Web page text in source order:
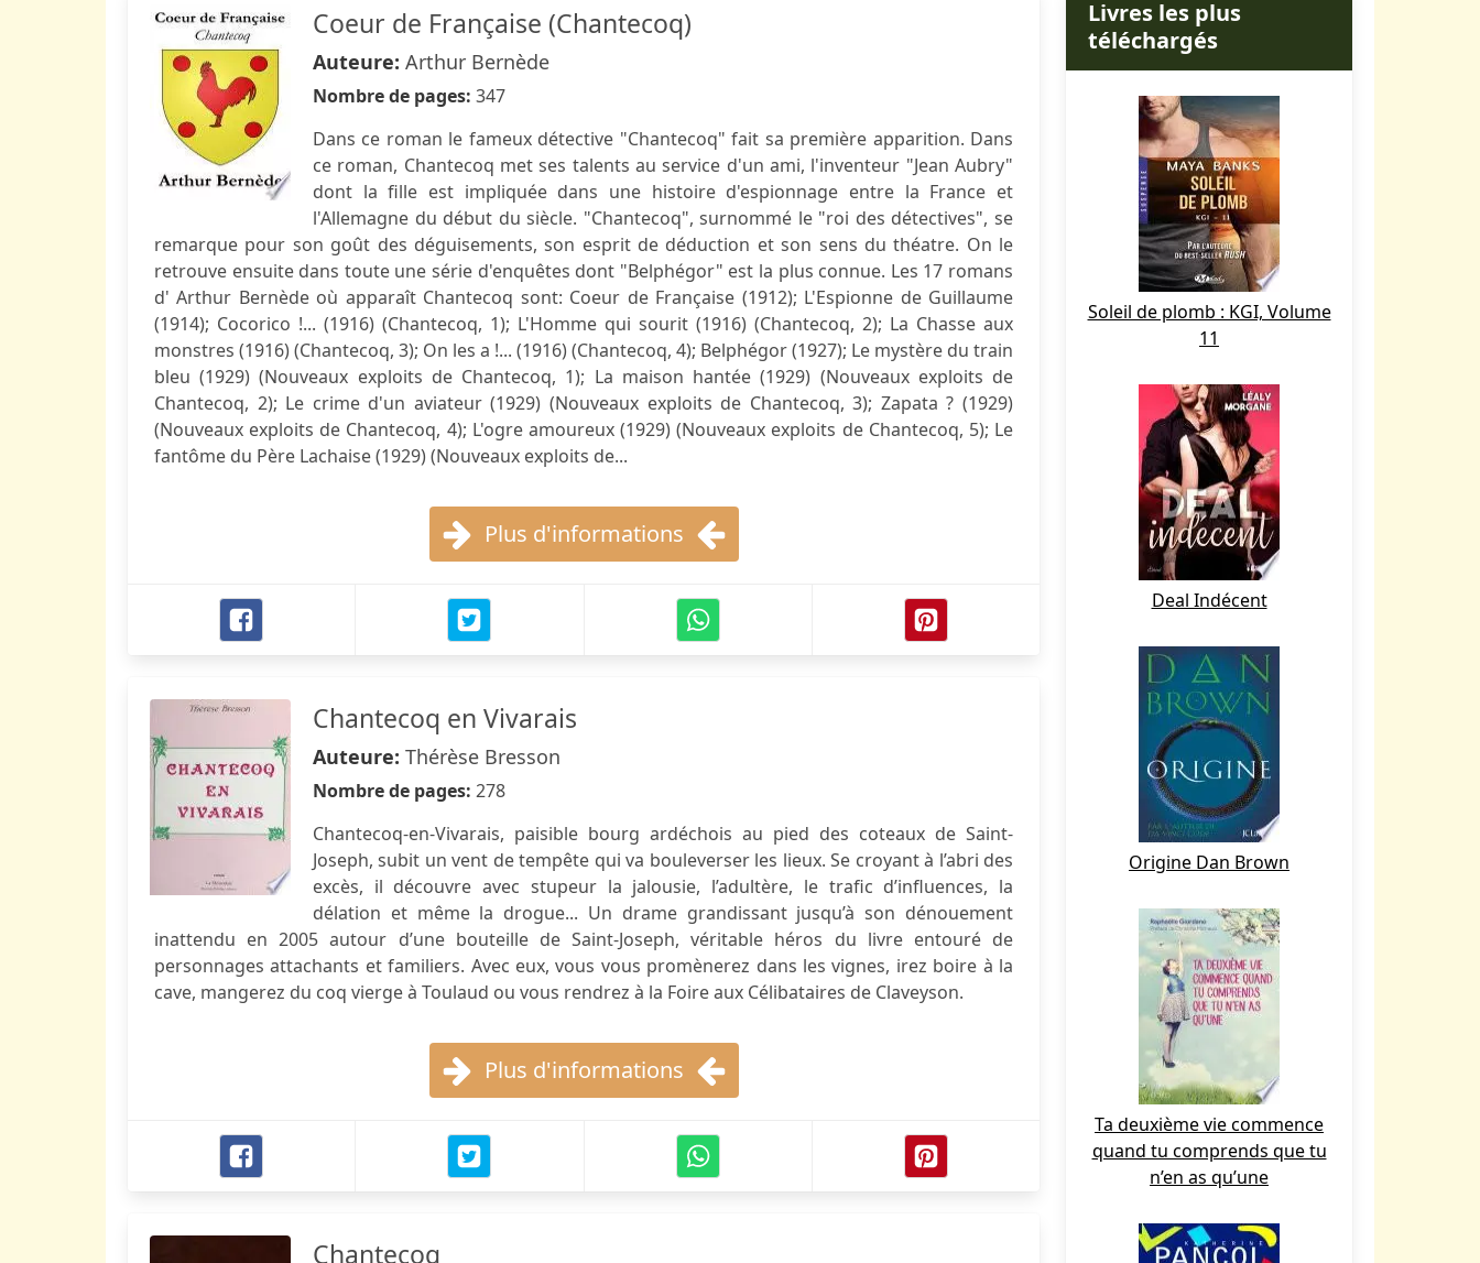
Coeur de Française (Chantecoq)
Auteure: Arthur Bernède
Nombre de pages: 347
Dans ce roman le fameux détective "Chantecoq" fait sa première apparition. Dans
ce roman, Chantecoq met ses talents au service d'un ami, l'inventeur "Jean Aubry"
dont la fille est impliquée dans une histoire d'espionnage entre la France et
l'Allemagne du début du siècle. "Chantecoq", surnommé le "roi des détectives", se
remarque pour son goût des déguisements, son esprit de déduction et son sens du théatre. On le
retrouve ensuite dans toute une série d'enquêtes dont "Belphégor" est la plus connue. Les 17 romans
d' Arthur Bernède où apparaît Chantecoq sont: Coeur de Française (1912); L'Espionne de Guillaume
(1914); Cocorico !... (1916) (Chantecoq, 1); L'Homme qui sourit (1916) (Chantecoq, 2); La Chasse aux
monstres (1916) (Chantecoq, 3); On les a !... (1916) (Chantecoq, 4); Belphégor (1927); Le mystère du train
bleu (1929) (Nouveaux exploits de Chantecoq, 1); La maison hantée (1929) (Nouveaux exploits de
Chantecoq, 2); Le crime d'un aviateur (1929) (Nouveaux exploits de Chantecoq, 3); Zapata ? (1929)
(Nouveaux exploits de Chantecoq, 4); L'ogre amoureux (1929) (Nouveaux exploits de Chantecoq, 5); Le
fantôme du Père Lachaise (1929) (Nouveaux exploits de...
Plus d'informations
Chantecoq en Vivarais
Auteure: Thérèse Bresson
Nombre de pages: 278
Chantecoq-en-Vivarais, paisible bourg ardéchois au pied des coteaux de Saint-
Joseph, subit un vent de tempête qui va bouleverser les lieux. Se croyant à l’abri des
excès, il découvre avec stupeur la jalousie, l’adultère, le trafic d’influences, la
délation et même la drogue... Un drame grandissant jusqu’à son dénouement
inattendu en 2005 autour d’une bouteille de Saint-Joseph, véritable héros du livre entouré de
personnages attachants et familiers. Avec eux, vous vous promènerez dans les vignes, irez boire à la
cave, mangerez du coq vierge à Toulaud ou vous rendrez à la Foire aux Célibataires de Claveyson.
Plus d'informations
Chantecoq
Livres les plus
téléchargés
Soleil de plomb : KGI, Volume
11
Deal Indécent
Origine Dan Brown
Ta deuxième vie commence
quand tu comprends que tu
n’en as qu’une